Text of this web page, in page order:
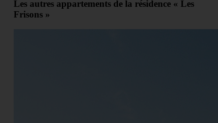
Les autres appartements de la résidence « Les
Frisons »